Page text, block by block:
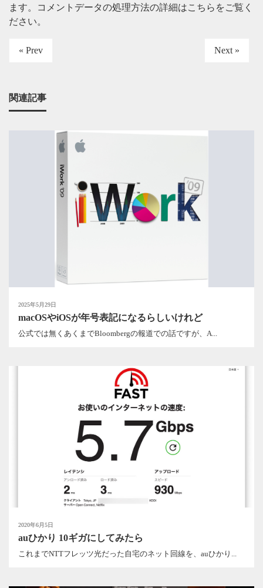
ます。
コメントデータの処理方法の詳細はこちらをご覧く
ださい。
« Prev Next »
関連記事
2025年5月29日
macOSやiOSが年号表記になるらしいけれど
公式では無くあくまでBloombergの報道での話ですが、A...
2020年6月5日
auひかり 10ギガにしてみたら
これまでNTTフレッツ光だった自宅のネット回線を、auひかり...